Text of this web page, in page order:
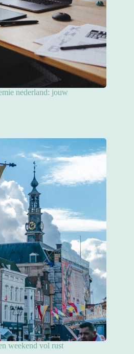
nederland: jouw
weekend vol rust